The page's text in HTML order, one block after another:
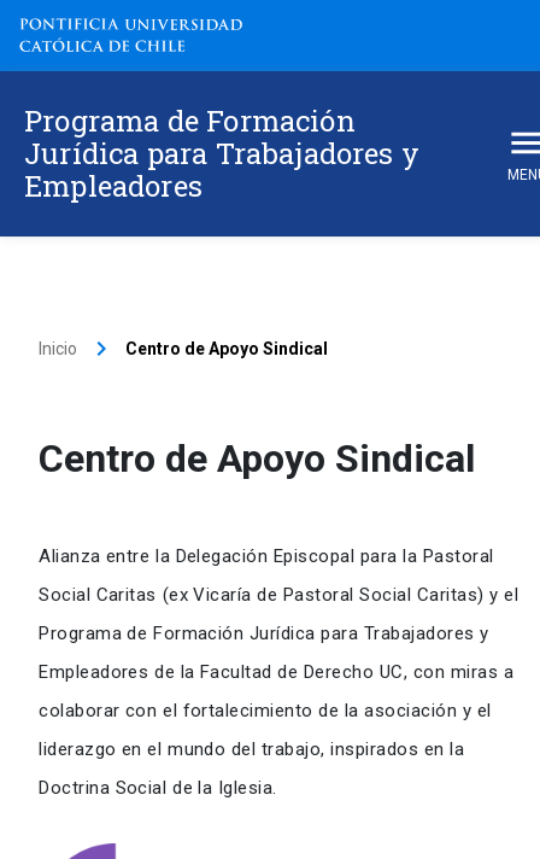
Programa de Formación
Jurídica para Trabajadores y
Empleadores
Inicio keyboard_arrow_right Centro de Apoyo Sindical
Centro de Apoyo Sindical
Alianza entre la Delegación Episcopal para la Pastoral
Social Caritas (ex Vicaría de Pastoral Social Caritas) y el
Programa de Formación Jurídica para Trabajadores y
Empleadores de la Facultad de Derecho UC, con miras a
colaborar con el fortalecimiento de la asociación y el
liderazgo en el mundo del trabajo, inspirados en la
Doctrina Social de la Iglesia.